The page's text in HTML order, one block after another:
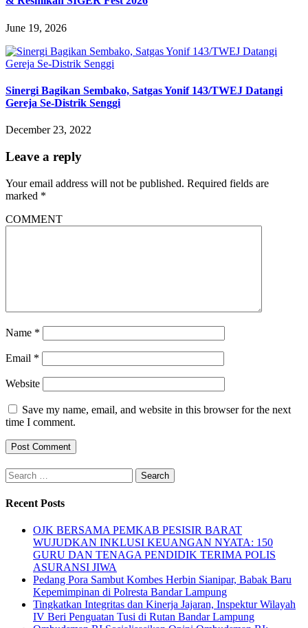
June 19, 2026
Sinergi Bagikan Sembako, Satgas Yonif 143/TWEJ Datangi
Gereja Se-Distrik Senggi
December 23, 2022
Leave a reply
Your email address will not be published. Required fields are
marked *
COMMENT
Name *
Email *
Website
Save my name, email, and website in this browser for the next
time I comment.
Search
for:
Recent Posts
OJK BERSAMA PEMKAB PESISIR BARAT
WUJUDKAN INKLUSI KEUANGAN NYATA: 150
GURU DAN TENAGA PENDIDIK TERIMA POLIS
ASURANSI JIWA
Pedang Pora Sambut Kombes Herbin Sianipar, Babak Baru
Kepemimpinan di Polresta Bandar Lampung
Tingkatkan Integritas dan Kinerja Jajaran, Inspektur Wilayah
IV Beri Penguatan Tusi di Rutan Bandar Lampung